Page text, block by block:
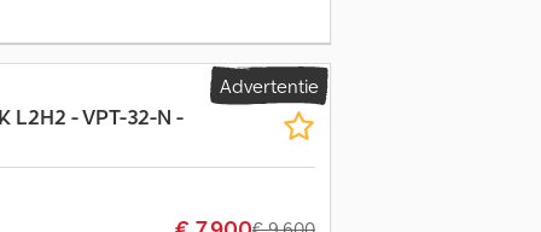
Advertentie
L2H2 - VPT-32-N -